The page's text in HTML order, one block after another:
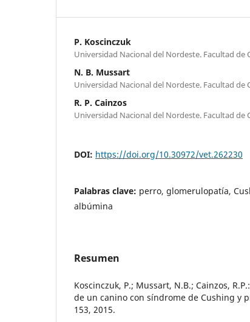
P. Koscinczuk
Universidad Nacional del Nordeste. Facultad de
N. B. Mussart
Universidad Nacional del Nordeste. Facultad de
R. P. Cainzos
Universidad Nacional del Nordeste. Facultad de
DOI: https://doi.org/10.30972/vet.262230
Palabras clave: perro, glomerulopatía,
albúmina
Resumen
Koscinczuk, P.; Mussart, N.B.; Cainzos,
de un canino con síndrome de Cushing y
153, 2015.